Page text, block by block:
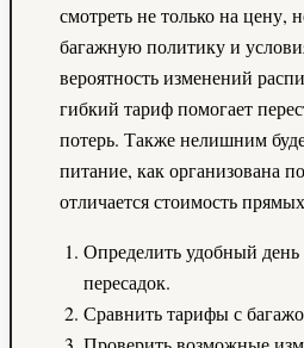
смотреть не только на цену,
багажную политику и
вероятность изменений
гибкий тариф помогает
потерь. Также нелишним
питание, как организована
отличается стоимость
Определить удобный день
пересадок.
Сравнить тарифы с